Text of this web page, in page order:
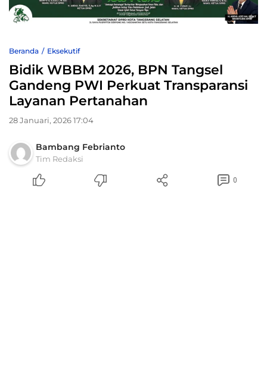
Beranda Eksekutif
Bidik WBBM 2026, BPN Tangsel
Gandeng PWI Perkuat Transparansi
Layanan Pertanahan
28 Januari, 2026 17:04
Bambang Febrianto
Tim Redaksi
0